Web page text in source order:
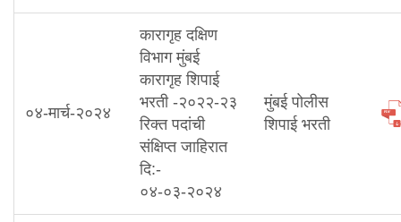
०४-मार्च-२०२४
कारागृह दक्षिण
विभाग मुंबई
कारागृह शिपाई
भरती -२०२२-२३
रिक्त पदांची
संक्षिप्त जाहिरात
दि:-
०४-०३-२०२४
मुंबई पोलीस
शिपाई भरती